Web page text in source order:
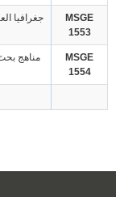
MSGE
1553
MSGE
1554